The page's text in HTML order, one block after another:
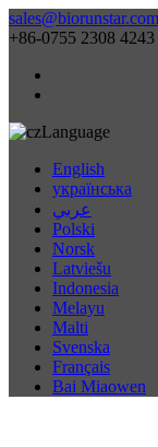
sales@biorunstar.com
+86-0755 2308 4243
Language
English
українська
عربي
Polski
Norsk
Latviešu
Indonesia
Melayu
Malti
Svenska
Français
Bai Miaowen